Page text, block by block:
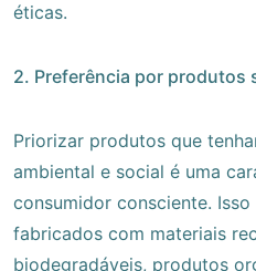
éticas.
2. Preferência por produtos
Priorizar produtos que
ambiental e social é uma
consumidor consciente.
fabricados com materiais
biodegradáveis, produtos